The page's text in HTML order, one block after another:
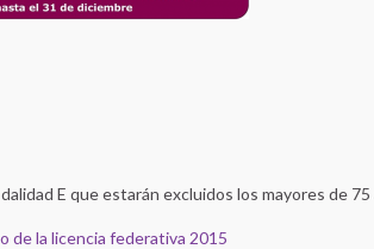
E que estarán excluidos los mayores de
de la licencia federativa 2015